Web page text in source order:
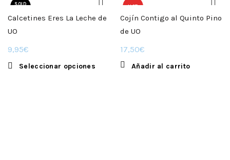
SOLD
Calcetines Eres La Leche de
UO
9,95€
Seleccionar opciones
HOT
Cojín Contigo al Quinto Pino
de UO
17,50€
Añadir al carrito